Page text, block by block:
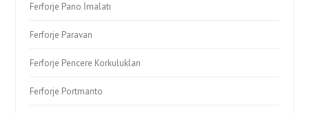
Ferforje Pano İmalatı
Ferforje Paravan
Ferforje Pencere Korkulukları
Ferforje Portmanto